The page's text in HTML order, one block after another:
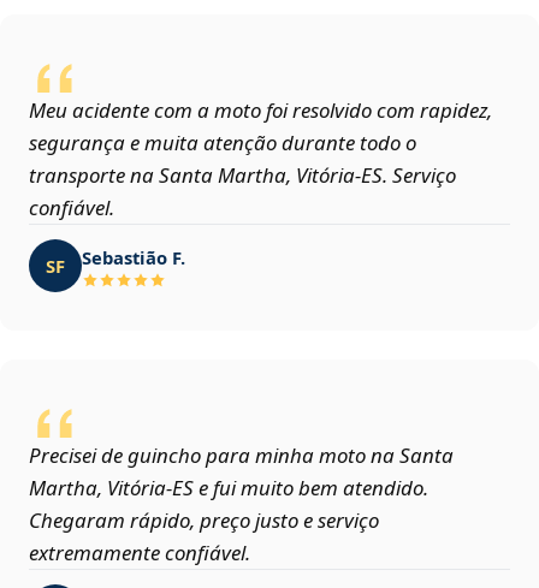
Meu acidente com a moto foi resolvido com rapidez,
segurança e muita atenção durante todo o
transporte na Santa Martha, Vitória‑ES. Serviço
confiável.
SF Sebastião F.
Precisei de guincho para minha moto na Santa
Martha, Vitória‑ES e fui muito bem atendido.
Chegaram rápido, preço justo e serviço
extremamente confiável.